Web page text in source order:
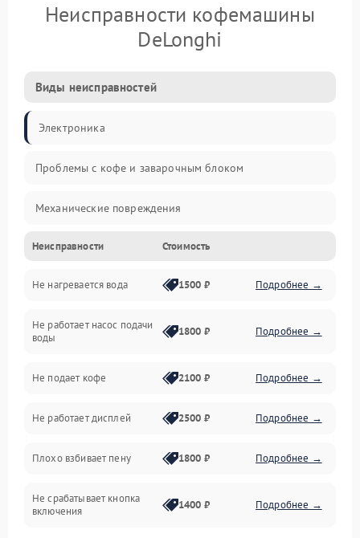
Неисправности кофемашины
DeLonghi
Виды неисправностей
Электроника
Проблемы с кофе и заварочным блоком
Механические повреждения
Прочие неисправности
Включение и работа
Проблемы с водой
Проблемы с капучинатором и паром
Управление и электроника
Программное обеспечение
Неисправности Стоимость
Не нагревается вода 1500 ₽ Подробнее →
Не работает насос подачи
воды
1800 ₽ Подробнее →
Не подает кофе 2100 ₽ Подробнее →
Не работает дисплей 2500 ₽ Подробнее →
Плохо взбивает пену 1800 ₽ Подробнее →
Не срабатывает кнопка
включения
1400 ₽ Подробнее →